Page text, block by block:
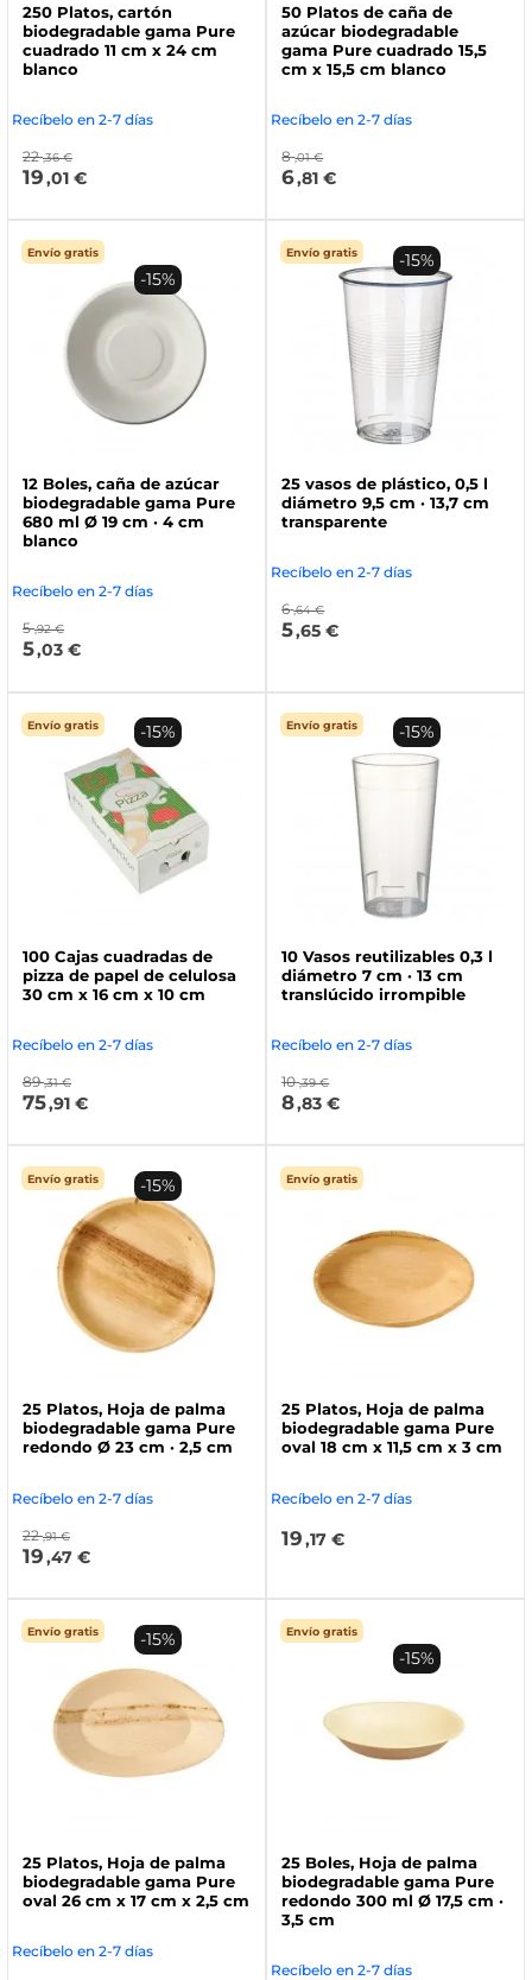
250 Platos, cartón
biodegradable gama Pure
cuadrado 11 cm x 24 cm
blanco
Recíbelo en 2-7 días
22 ,36 €
19,01 €
50 Platos de caña de
azúcar biodegradable
gama Pure cuadrado 15,5
cm x 15,5 cm blanco
Recíbelo en 2-7 días
8 ,01 €
6,81 €
Envío gratis
12 Boles, caña de azúcar
biodegradable gama Pure
680 ml Ø 19 cm · 4 cm
blanco
Recíbelo en 2-7 días
5 ,92 €
5,03 €
-15%
Envío gratis
25 vasos de plástico, 0,5 l
diámetro 9,5 cm · 13,7 cm
transparente
Recíbelo en 2-7 días
6 ,64 €
5,65 €
-15%
Envío gratis
100 Cajas cuadradas de
pizza de papel de celulosa
30 cm x 16 cm x 10 cm
Recíbelo en 2-7 días
89 ,31 €
75,91 €
-15% Envío gratis
10 Vasos reutilizables 0,3 l
diámetro 7 cm · 13 cm
translúcido irrompible
Recíbelo en 2-7 días
10 ,39 €
8,83 €
-15%
Envío gratis
25 Platos, Hoja de palma
biodegradable gama Pure
redondo Ø 23 cm · 2,5 cm
Recíbelo en 2-7 días
22 ,91 €
19,47 €
-15% Envío gratis
25 Platos, Hoja de palma
biodegradable gama Pure
oval 18 cm x 11,5 cm x 3 cm
Recíbelo en 2-7 días
19,17 €
Envío gratis
25 Platos, Hoja de palma
biodegradable gama Pure
oval 26 cm x 17 cm x 2,5 cm
Recíbelo en 2-7 días
-15% Envío gratis
25 Boles, Hoja de palma
biodegradable gama Pure
redondo 300 ml Ø 17,5 cm ·
3,5 cm
Recíbelo en 2-7 días
-15%